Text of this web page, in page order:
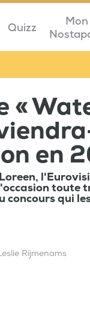
Quizz
Mon
«
en
toute
concours qui
Rijmenams